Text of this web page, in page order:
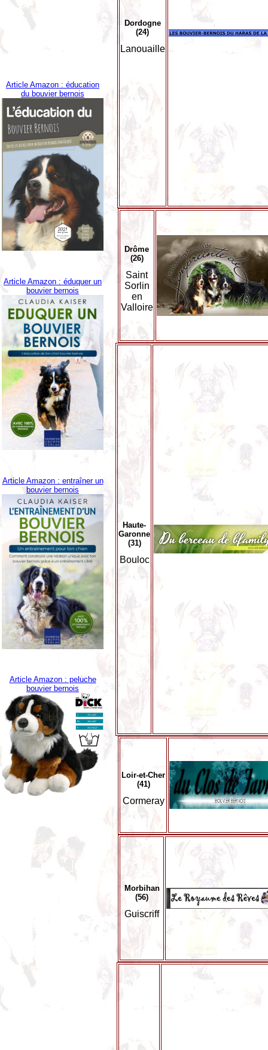
Article Amazon : éducation
du bouvier bernois
Article Amazon : éduquer un
bouvier bernois
Article Amazon : entraîner un
bouvier bernois
Article Amazon : peluche
bouvier bernois
Dordogne
(24)
Lanouaille
Drôme
(26)
Saint
Sorlin
en
Valloire
Haute-
Garonne
(31)
Bouloc
Loir-et-Cher
(41)
Cormeray
Morbihan
(56)
Guiscriff